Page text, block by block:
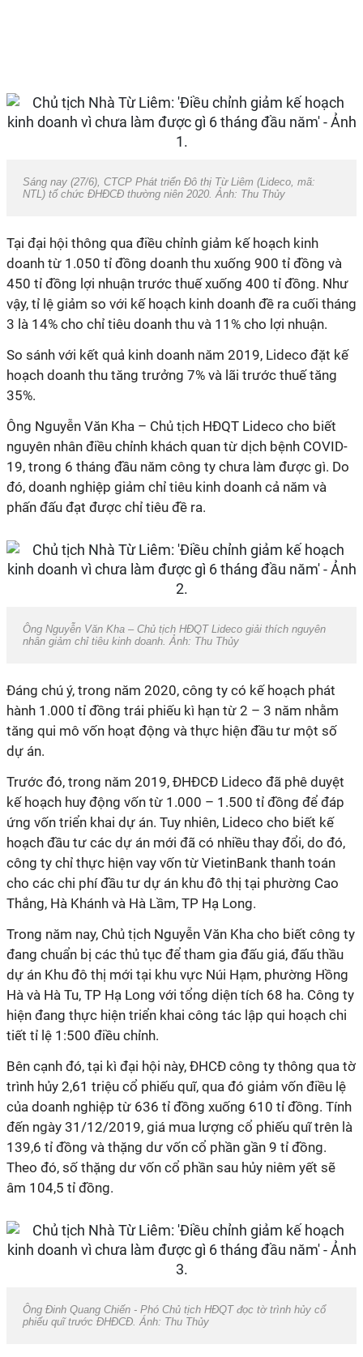
Sáng nay (27/6), CTCP Phát triển Đô thị Từ Liêm (Lideco, mã:
NTL) tổ chức ĐHĐCĐ thường niên 2020. Ảnh: Thu Thủy
Tại đại hội thông qua điều chỉnh giảm kế hoạch kinh
doanh từ 1.050 tỉ đồng doanh thu xuống 900 tỉ đồng và
450 tỉ đồng lợi nhuận trước thuế xuống 400 tỉ đồng. Như
vậy, tỉ lệ giảm so với kế hoạch kinh doanh đề ra cuối tháng
3 là 14% cho chỉ tiêu doanh thu và 11% cho lợi nhuận.
So sánh với kết quả kinh doanh năm 2019, Lideco đặt kế
hoạch doanh thu tăng trưởng 7% và lãi trước thuế tăng
35%.
Ông Nguyễn Văn Kha – Chủ tịch HĐQT Lideco cho biết
nguyên nhân điều chỉnh khách quan từ dịch bệnh COVID-
19, trong 6 tháng đầu năm công ty chưa làm được gì. Do
đó, doanh nghiệp giảm chỉ tiêu kinh doanh cả năm và
phấn đấu đạt được chỉ tiêu đề ra.
Ông Nguyễn Văn Kha – Chủ tịch HĐQT Lideco giải thích nguyên
nhân giảm chỉ tiêu kinh doanh. Ảnh: Thu Thủy
Đáng chú ý, trong năm 2020, công ty có kế hoạch phát
hành 1.000 tỉ đồng trái phiếu kì hạn từ 2 – 3 năm nhằm
tăng qui mô vốn hoạt động và thực hiện đầu tư một số
dự án.
Trước đó, trong năm 2019, ĐHĐCĐ Lideco đã phê duyệt
kế hoạch huy động vốn từ 1.000 – 1.500 tỉ đồng để đáp
ứng vốn triển khai dự án. Tuy nhiên, Lideco cho biết kế
hoạch đầu tư các dự án mới đã có nhiều thay đổi, do đó,
công ty chỉ thực hiện vay vốn từ VietinBank thanh toán
cho các chi phí đầu tư dự án khu đô thị tại phường Cao
Thắng, Hà Khánh và Hà Lầm, TP Hạ Long.
Trong năm nay, Chủ tịch Nguyễn Văn Kha cho biết công ty
đang chuẩn bị các thủ tục để tham gia đấu giá, đấu thầu
dự án Khu đô thị mới tại khu vực Núi Hạm, phường Hồng
Hà và Hà Tu, TP Hạ Long với tổng diện tích 68 ha. Công ty
hiện đang thực hiện triển khai công tác lập qui hoạch chi
tiết tỉ lệ 1:500 điều chỉnh.
Bên cạnh đó, tại kì đại hội này, ĐHCĐ công ty thông qua tờ
trình hủy 2,61 triệu cổ phiếu quĩ, qua đó giảm vốn điều lệ
của doanh nghiệp từ 636 tỉ đồng xuống 610 tỉ đồng. Tính
đến ngày 31/12/2019, giá mua lượng cổ phiếu quĩ trên là
139,6 tỉ đồng và thặng dư vốn cổ phần gần 9 tỉ đồng.
Theo đó, số thặng dư vốn cổ phần sau hủy niêm yết sẽ
âm 104,5 tỉ đồng.
Ông Đinh Quang Chiến - Phó Chủ tịch HĐQT đọc tờ trình hủy cổ
phiếu quĩ trước ĐHĐCĐ. Ánh: Thu Thủy